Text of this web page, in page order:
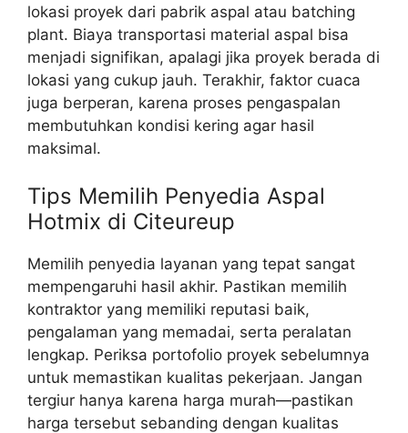
lokasi proyek dari pabrik aspal atau batching
plant. Biaya transportasi material aspal bisa
menjadi signifikan, apalagi jika proyek berada di
lokasi yang cukup jauh. Terakhir, faktor cuaca
juga berperan, karena proses pengaspalan
membutuhkan kondisi kering agar hasil
maksimal.
Tips Memilih Penyedia Aspal
Hotmix di Citeureup
Memilih penyedia layanan yang tepat sangat
mempengaruhi hasil akhir. Pastikan memilih
kontraktor yang memiliki reputasi baik,
pengalaman yang memadai, serta peralatan
lengkap. Periksa portofolio proyek sebelumnya
untuk memastikan kualitas pekerjaan. Jangan
tergiur hanya karena harga murah—pastikan
harga tersebut sebanding dengan kualitas